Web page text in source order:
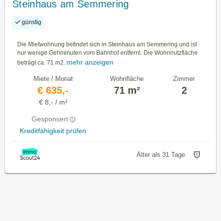
Steinhaus am Semmering
günstig
Die Mietwohnung befindet sich in Steinhaus am Semmering und ist
nur wenige Gehminuten vom Bahnhof entfernt. Die Wohnnutzfläche
beträgt ca. 71 m2. mehr anzeigen
Miete / Monat
€ 635,-
€ 8,- / m²
Gesponsert
Kreditfähigkeit prüfen
Wohnfläche
71 m²
Zimmer
2
Älter als 31 Tage